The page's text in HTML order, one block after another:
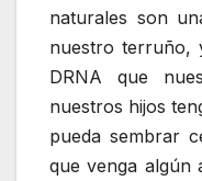
naturales son
nuestro terruño,
DRNA que
nuestros hijos
pueda sembrar
que venga algún